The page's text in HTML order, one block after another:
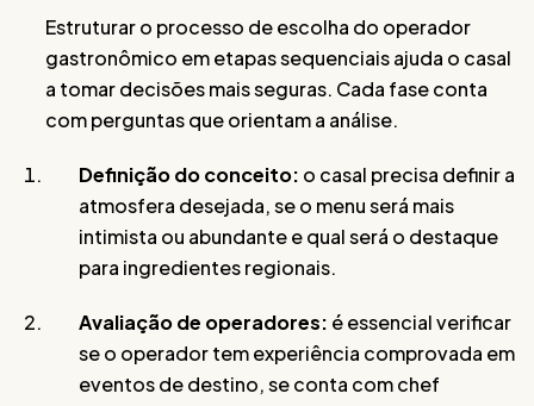
Estruturar o processo de escolha do operador
gastronômico em etapas sequenciais ajuda o casal
a tomar decisões mais seguras. Cada fase conta
com perguntas que orientam a análise.
Definição do conceito: o casal precisa definir a
atmosfera desejada, se o menu será mais
intimista ou abundante e qual será o destaque
para ingredientes regionais.
Avaliação de operadores: é essencial verificar
se o operador tem experiência comprovada em
eventos de destino, se conta com chef